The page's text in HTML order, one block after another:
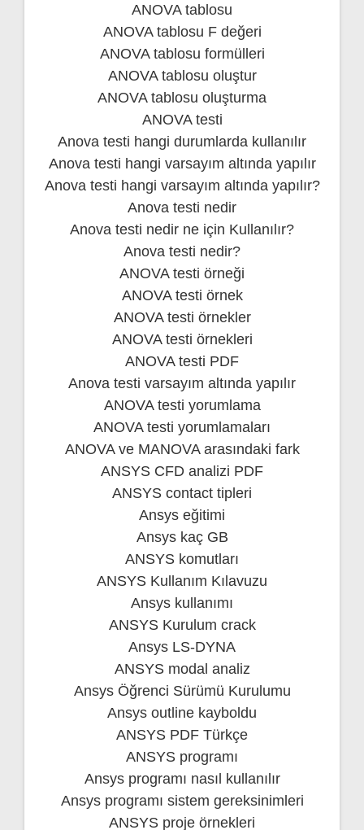
ANOVA tablosu
ANOVA tablosu F değeri
ANOVA tablosu formülleri
ANOVA tablosu oluştur
ANOVA tablosu oluşturma
ANOVA testi
Anova testi hangi durumlarda kullanılır
Anova testi hangi varsayım altında yapılır
Anova testi hangi varsayım altında yapılır?
Anova testi nedir
Anova testi nedir ne için Kullanılır?
Anova testi nedir?
ANOVA testi örneği
ANOVA testi örnek
ANOVA testi örnekler
ANOVA testi örnekleri
ANOVA testi PDF
Anova testi varsayım altında yapılır
ANOVA testi yorumlama
ANOVA testi yorumlamaları
ANOVA ve MANOVA arasındaki fark
ANSYS CFD analizi PDF
ANSYS contact tipleri
Ansys eğitimi
Ansys kaç GB
ANSYS komutları
ANSYS Kullanım Kılavuzu
Ansys kullanımı
ANSYS Kurulum crack
Ansys LS-DYNA
ANSYS modal analiz
Ansys Öğrenci Sürümü Kurulumu
Ansys outline kayboldu
ANSYS PDF Türkçe
ANSYS programı
Ansys programı nasıl kullanılır
Ansys programı sistem gereksinimleri
ANSYS proje örnekleri